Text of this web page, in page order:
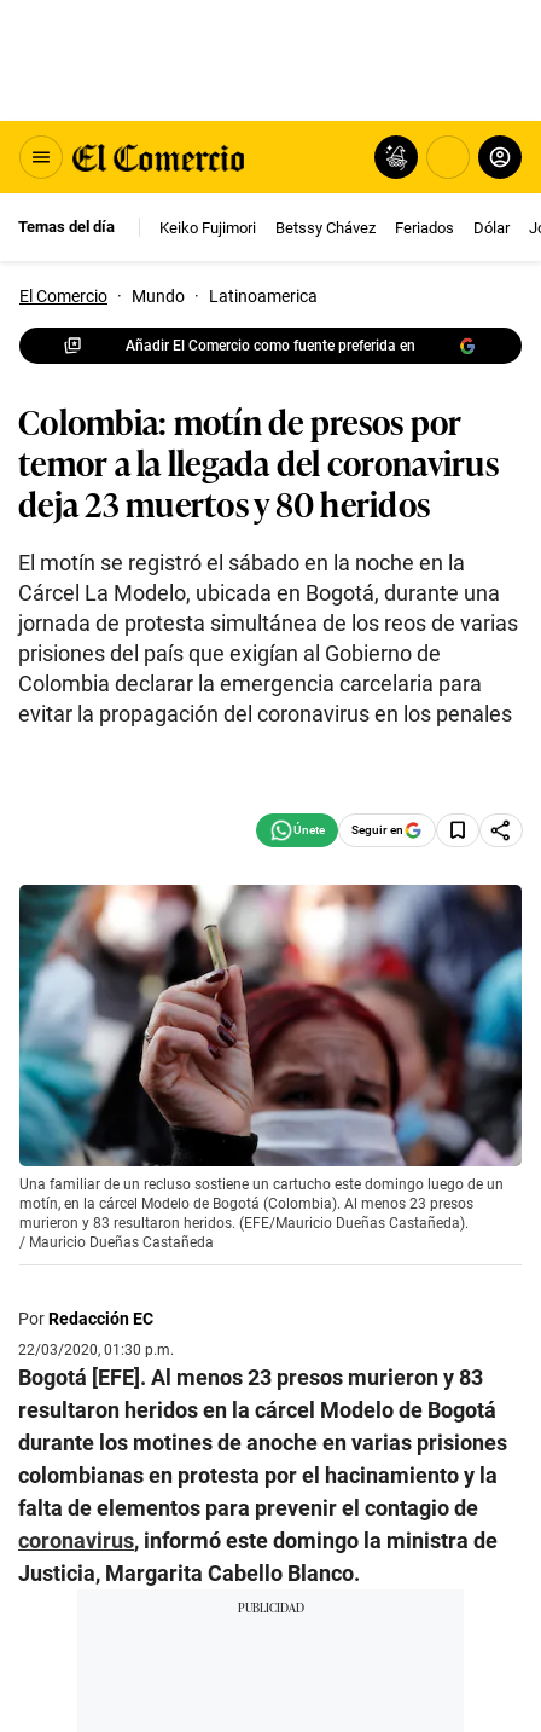
Temas del día Keiko Fujimori Betssy Chávez Feriados Dólar
El Comercio · Mundo · Latinoamerica
Añadir El Comercio como fuente preferida en
Colombia: motín de presos por
temor a la llegada del coronavirus
deja 23 muertos y 80 heridos
El motín se registró el sábado en la noche en la
Cárcel La Modelo, ubicada en Bogotá, durante una
jornada de protesta simultánea de los reos de varias
prisiones del país que exigían al Gobierno de
Colombia declarar la emergencia carcelaria para
evitar la propagación del coronavirus en los penales
Seguir en
Una familiar de un recluso sostiene un cartucho este domingo luego de un
motín, en la cárcel Modelo de Bogotá (Colombia). Al menos 23 presos
murieron y 83 resultaron heridos. (EFE/Mauricio Dueñas Castañeda).
/ Mauricio Dueñas Castañeda
PorRedacción EC
22/03/2020, 01:30 p.m.
Bogotá [EFE]. Al menos 23 presos murieron y 83
resultaron heridos en la cárcel Modelo de Bogotá
durante los motines de anoche en varias prisiones
colombianas en protesta por el hacinamiento y la
falta de elementos para prevenir el contagio de
coronavirus, informó este domingo la ministra de
Justicia, Margarita Cabello Blanco.